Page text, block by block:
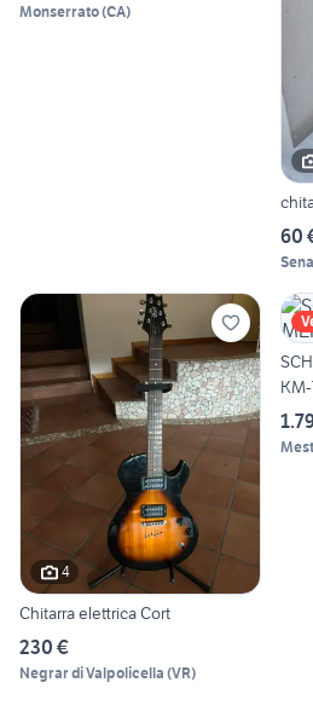
Monserrato(CA)
60
4
Chitarra elettrica Cort
230 €
Negrar di Valpolicella (VR)